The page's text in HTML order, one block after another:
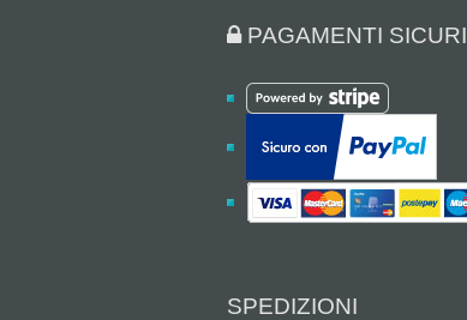
PAGAMENTI SICURI
SPEDIZIONI